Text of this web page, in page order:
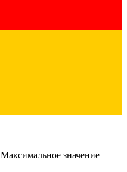
Максимальное значение